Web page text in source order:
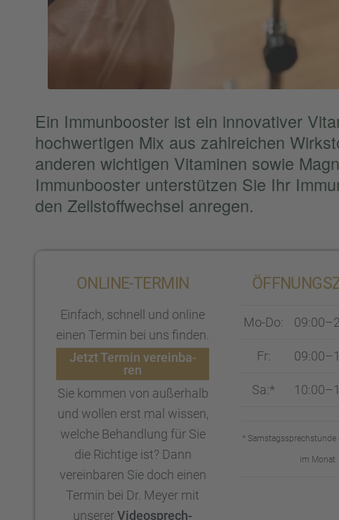
Ein Immun­boos­ter ist ein innova­ti­ver
hochwer­ti­gen Mix aus zahlrei­chen
anderen wichti­gen Vitami­nen sowie
Immun­boos­ter unter­stüt­zen Sie Ihr
den Zellstoff­wech­sel anregen.
ONLINE-TERMIN
Einfach, schnell und online
einen Termin bei uns finden.
Jetzt Termin verein­ba­
ren
Sie kommen von außer­halb
und wollen erst mal wissen,
welche Behand­lung für Sie
die Richtige ist? Dann
verein­ba­ren Sie doch einen
Termin bei Dr. Meyer mit
unsererVideo­sprech­
Mo-Do:
Fr:
Sa:*
* Samstags­sprech­stunde
im Monat